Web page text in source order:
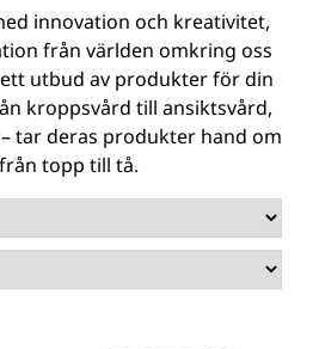
innovation och kreativitet,
från världen omkring oss
utbud av produkter för din
kroppsvård till ansiktsvård,
tar deras produkter hand om
topp till tå.